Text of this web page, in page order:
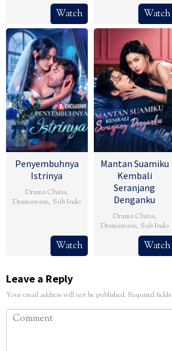
Watch Watch
Penyembuhnya
Istrinya
Drama China,
Dramawave, Sub Indo
Watch
Mantan Suamiku
Kembali
Seranjang
Denganku
Drama China,
Dramawave, Sub Indo
Watch
Leave a Reply
Your email address will not be published. Required